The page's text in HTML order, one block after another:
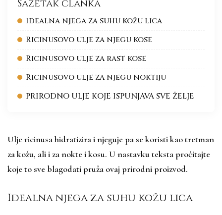
Sažetak članka
Idealna njega za suhu kožu lica
Ricinusovo ulje za njegu kose
Ricinusovo ulje za rast kose
Ricinusovo ulje za njegu noktiju
PRIRODNO ULJE KOJE ISPUNJAVA SVE ŽELJE
Ulje ricinusa hidratizira i njeguje pa se koristi kao tretman
za kožu, ali i za nokte i kosu. U nastavku teksta pročitajte
koje to sve blagodati pruža ovaj prirodni proizvod.
Idealna njega za suhu kožu lica